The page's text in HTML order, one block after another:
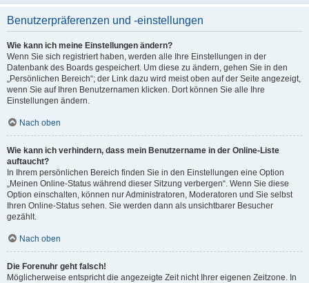
Benutzerpräferenzen und -einstellungen
Wie kann ich meine Einstellungen ändern?
Wenn Sie sich registriert haben, werden alle Ihre Einstellungen in der
Datenbank des Boards gespeichert. Um diese zu ändern, gehen Sie in den
„Persönlichen Bereich“; der Link dazu wird meist oben auf der Seite angezeigt,
wenn Sie auf Ihren Benutzernamen klicken. Dort können Sie alle Ihre
Einstellungen ändern.
Nach oben
Wie kann ich verhindern, dass mein Benutzername in der Online-Liste
auftaucht?
In Ihrem persönlichen Bereich finden Sie in den Einstellungen eine Option
„Meinen Online-Status während dieser Sitzung verbergen“. Wenn Sie diese
Option einschalten, können nur Administratoren, Moderatoren und Sie selbst
Ihren Online-Status sehen. Sie werden dann als unsichtbarer Besucher
gezählt.
Nach oben
Die Forenuhr geht falsch!
Möglicherweise entspricht die angezeigte Zeit nicht Ihrer eigenen Zeitzone. In